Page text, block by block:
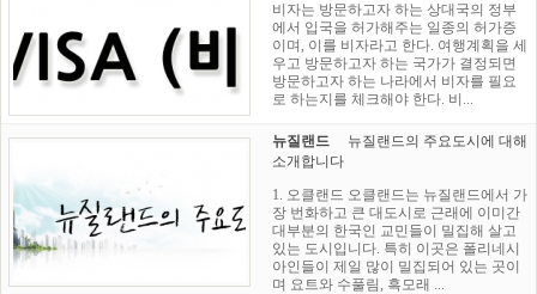
비자는 방문하고자 하는 상대국의 정부
에서 입국을 허가해주는 일종의 허가증
이며, 이를 비자라고 한다. 여행계획을 세
우고 방문하고자 하는 국가가 결정되면
방문하고자 하는 나라에서 비자를 필요
로 하는지를 체크해야 한다. 비...
뉴질랜드
뉴질랜드의 주요도시에 대해
소개합니다
1. 오클랜드 오클랜드는 뉴질랜드에서 가
장 번화하고 큰 대도시로 근래에 이미간
대부분의 한국인 교민들이 밀집해 살고
있는 도시입니다. 특히 이곳은 폴리네시
아인들이 제일 많이 밀집되어 있는 곳이
며 요트와 수풀림, 흑모래 ...